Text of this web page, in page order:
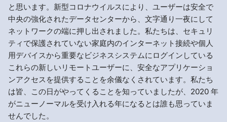
と思います。新型コロナウイルスにより、ユーザーは安全で
中央の強化されたデータセンターから、文字通り一夜にして
ネットワークの端に押し出されました。私たちは、セキュリ
ティで保護されていない家庭内のインターネット接続や個人
用デバイスから重要なビジネスシステムにログインしている
これらの新しいリモートユーザーに、安全なアプリケーショ
ンアクセスを提供することを余儀なくされています。私たち
は皆、この日がやってくることを知っていましたが、2020 年
がニューノーマルを受け入れる年になるとは誰も思っていま
せんでした。